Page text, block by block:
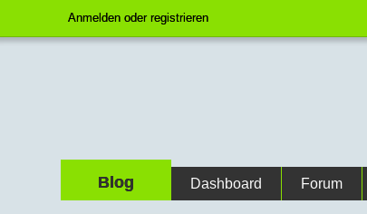
Anmelden oder registrieren
Blog Dashboard Forum